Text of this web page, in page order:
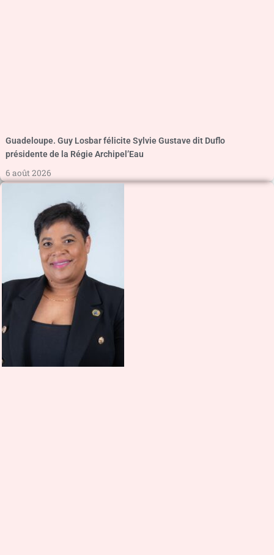
Guadeloupe. Guy Losbar félicite Sylvie Gustave dit Duflo
présidente de la Régie Archipel’Eau
6 août 2026